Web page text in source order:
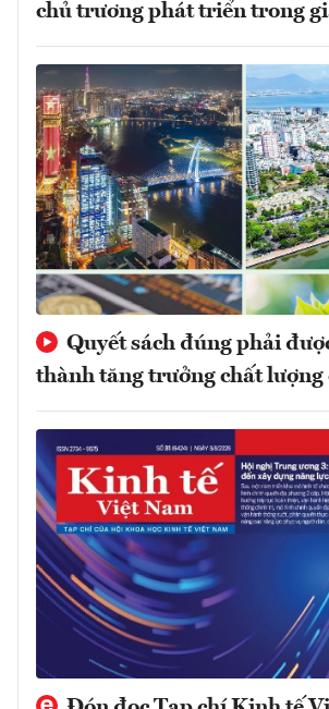
chủ trương phát triển trong
Quyết sách đúng phải
thành tăng trưởng chất lượng